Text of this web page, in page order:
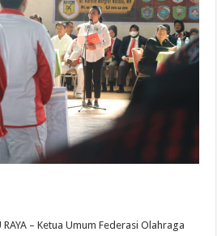
RAYA – Ketua Umum Federasi Olahraga